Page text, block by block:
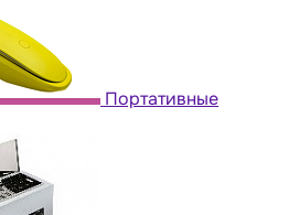
Портативные